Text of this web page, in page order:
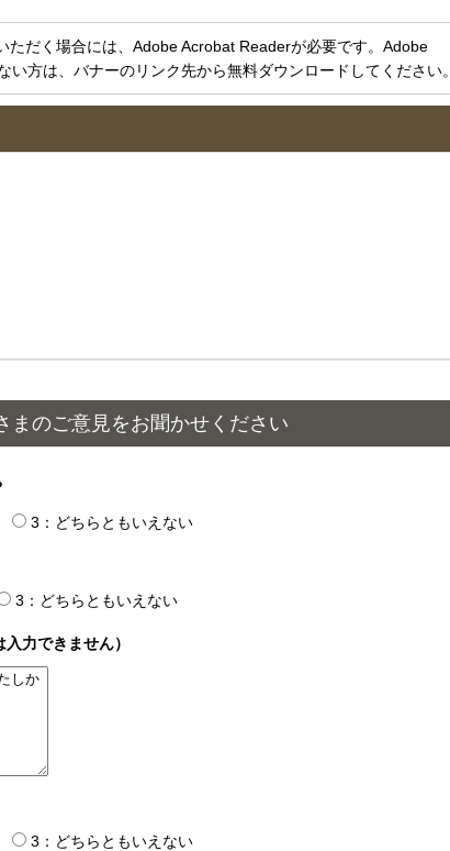
ただく場合には、Adobe Acrobat Readerが必要です。Adobe
い方は、バナーのリンク先から無料ダウンロードしてください。
まのご意見をお聞かせください
3：どちらともいえない
3：どちらともいえない
力できません）
3：どちらともいえない